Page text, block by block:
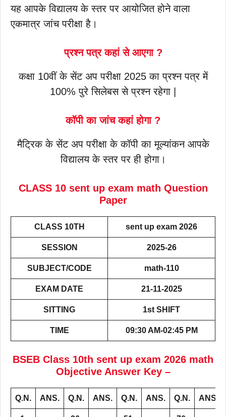
यह आपके विद्यालय के स्तर पर आयोजित होने वाला
एकमात्र जांच परीक्षा है।
प्रश्न पत्र कहां से आएगा ?
कक्षा 10वीं के सेंट अप परीक्षा 2025 का प्रश्न पत्र में
100% पुरे सिलेबस से प्रश्न रहेगा |
कॉपी का जांच कहां होगा ?
मैट्रिक के सेंट अप परीक्षा के कॉपी का मूल्यांकन आपके
विद्यालय के स्तर पर ही होगा।
CLASS 10 sent up exam math Question
Paper
CLASS 10TH sent up exam 2026
SESSION 2025-26
SUBJECT/CODE math-110
EXAM DATE 21-11-2025
SITTING 1st SHIFT
TIME 09:30 AM-02:45 PM
BSEB Class 10th sent up exam 2026 math
Objective Answer Key –
Q.N. ANS. Q.N. ANS. Q.N. ANS. Q.N. ANS.